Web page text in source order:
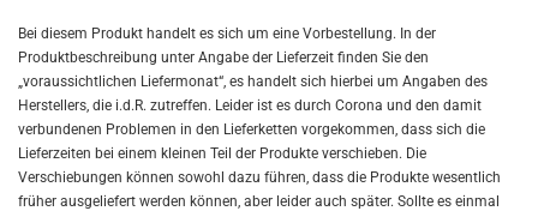
Bei diesem Produkt handelt es sich um eine Vorbestellung. In der
Produktbeschreibung unter Angabe der Lieferzeit finden Sie den
„voraussichtlichen Liefermonat“, es handelt sich hierbei um Angaben des
Herstellers, die i.d.R. zutreffen. Leider ist es durch Corona und den damit
verbundenen Problemen in den Lieferketten vorgekommen, dass sich die
Lieferzeiten bei einem kleinen Teil der Produkte verschieben. Die
Verschiebungen können sowohl dazu führen, dass die Produkte wesentlich
früher ausgeliefert werden können, aber leider auch später. Sollte es einmal